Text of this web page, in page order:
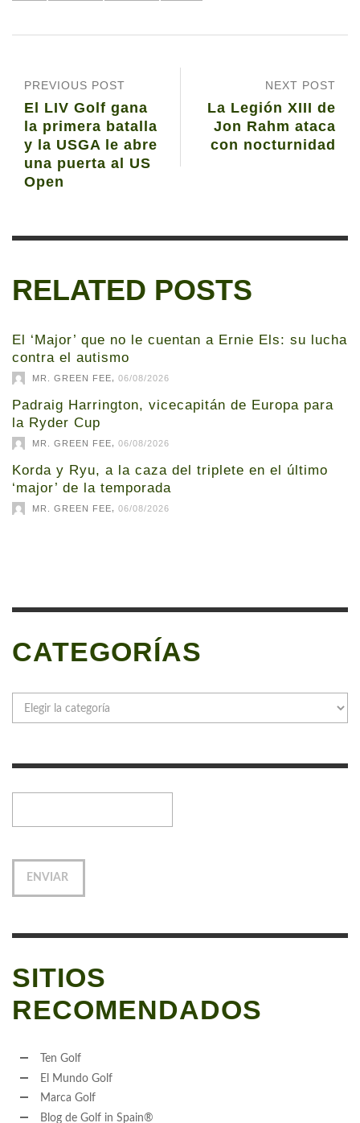
NEXT POST
La Legión XIII de
Jon Rahm ataca
con nocturnidad
PREVIOUS POST
El LIV Golf gana
la primera batalla
y la USGA le abre
una puerta al US
Open
RELATED POSTS
El ‘Major’ que no le cuentan a Ernie Els: su lucha
contra el autismo
MR. GREEN FEE 06/08/2026
Padraig Harrington, vicecapitán de Europa para
la Ryder Cup
MR. GREEN FEE 06/08/2026
Korda y Ryu, a la caza del triplete en el último
‘major’ de la temporada
MR. GREEN FEE 06/08/2026
CATEGORÍAS
SITIOS
RECOMENDADOS
Ten Golf
El Mundo Golf
Marca Golf
Blog de Golf in Spain®